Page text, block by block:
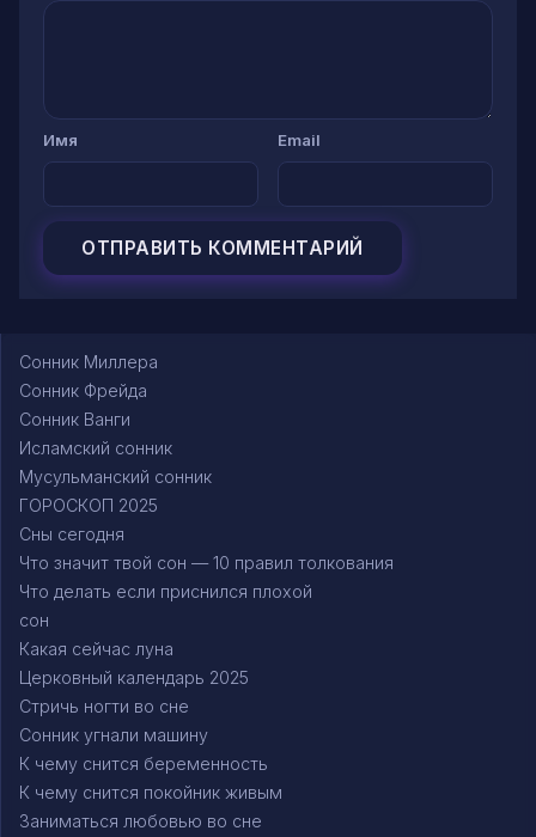
Имя Email
Сонник Миллера
Сонник Фрейда
Сонник Ванги
Исламский сонник
Мусульманский сонник
ГОРОСКОП 2025
Сны сегодня
Что значит твой сон — 10 правил толкования
Что делать если приснился плохой
сон
Какая сейчас луна
Церковный календарь 2025
Стричь ногти во сне
Сонник угнали машину
К чему снится беременность
К чему снится покойник живым
Заниматься любовью во сне